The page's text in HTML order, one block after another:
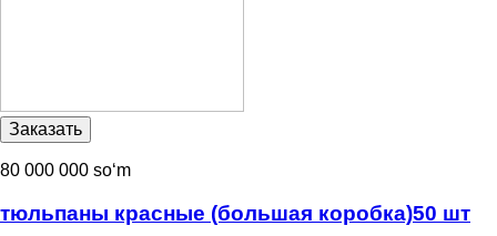
80 000 000 soʻm
тюльпаны красные (большая коробка)50 шт